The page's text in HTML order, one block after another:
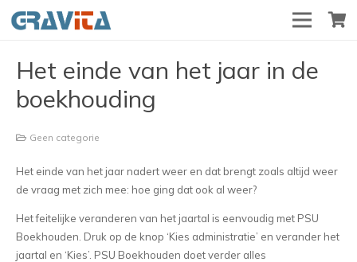
Het einde van het jaar in de
boekhouding
Geen categorie
Het einde van het jaar nadert weer en dat brengt zoals altijd weer
de vraag met zich mee: hoe ging dat ook al weer?
Het feitelijke veranderen van het jaartal is eenvoudig met PSU
Boekhouden. Druk op de knop ‘Kies administratie’ en verander het
jaartal en ‘Kies’. PSU Boekhouden doet verder alles